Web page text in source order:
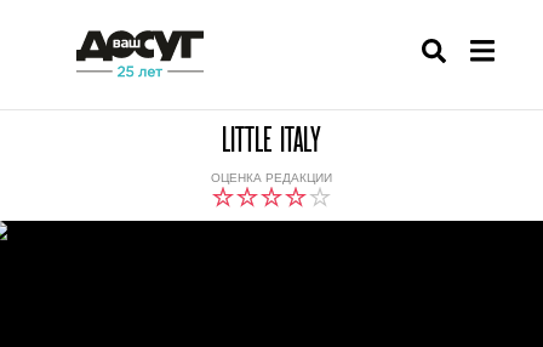
LITTLE ITALY
ОЦЕНКА РЕДАКЦИИ